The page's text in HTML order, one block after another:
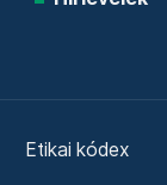
Etikai kódex